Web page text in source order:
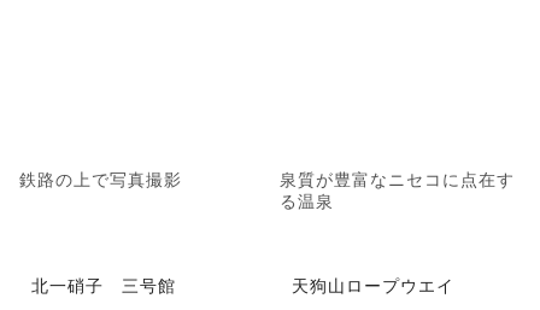
鉄路の上で写真撮影
泉質が豊富なニセコに点在す
る温泉
北一硝子 三号館 天狗山ロープウエイ